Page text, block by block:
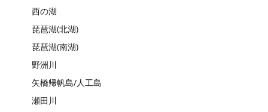
西の湖
琵琶湖(北湖)
琵琶湖(南湖)
野洲川
矢橋帰帆島/人工島
瀬田川